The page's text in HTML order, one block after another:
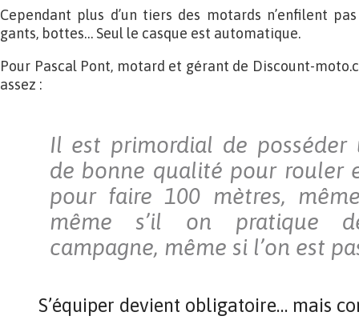
Cependant plus d’un tiers des motards n’enfilent
gants, bottes… Seul le casque est automatique.
Pour Pascal Pont, motard et gérant de Discount-
assez :
Il est primordial de posséder
de bonne qualité pour rouler
pour faire 100 mètres,
même s’il on pratique
campagne, même si l’on est
S’équiper devient obligatoire… mais